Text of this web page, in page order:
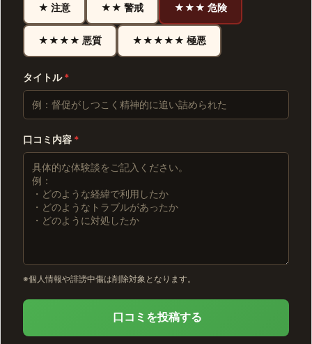
★ 注意 ★★ 警戒 ★★★ 危険
★★★★ 悪質 ★★★★★ 極悪
タイトル*
口コミ内容 *
※個人情報や誹謗中傷は削除対象となります。
口コミを投稿する